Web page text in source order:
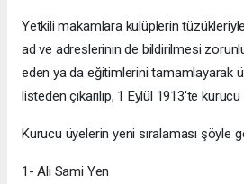
Yetkili makamlara kulüplerin
ad ve adreslerinin de bildirilmesi
eden ya da eğitimlerini tamamlayarak
listeden çıkarılıp, 1 Eylül 1913'te
Kurucu üyelerin yeni sıralaması şöyle
1- Ali Sami Yen